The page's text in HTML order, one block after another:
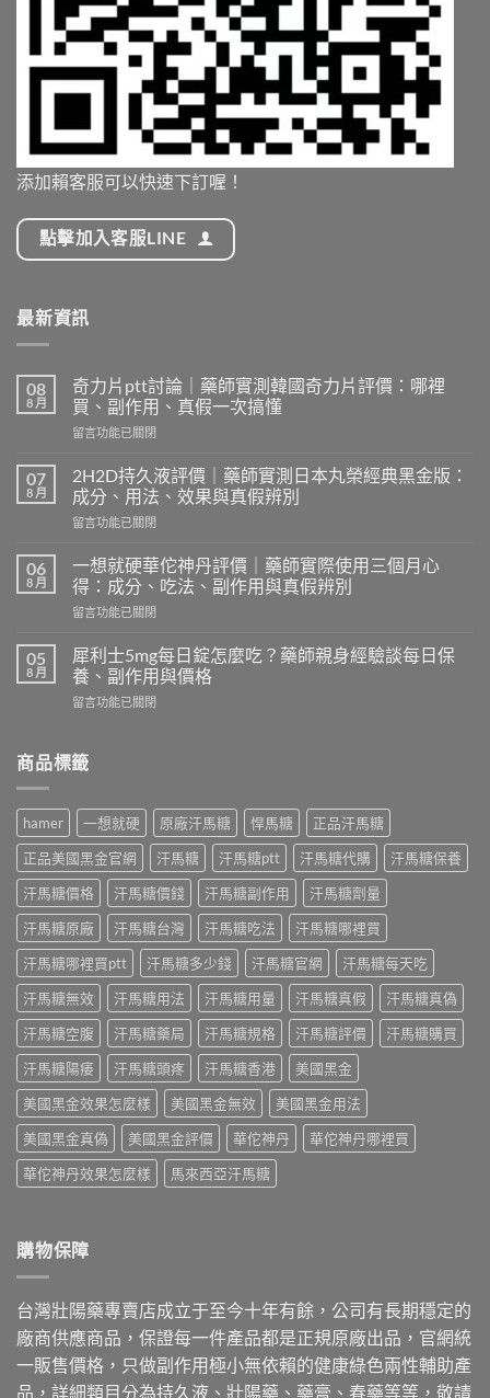
添加賴客服可以快速下訂喔！
點擊加入客服LINE
最新資訊
08
8 月
奇力片ptt討論｜藥師實測韓國奇力片評價：哪裡
買、副作用、真假一次搞懂
在
力
片
ptt
討
｜
藥
師
實
韓
國
力
價：
買、
副
作
用、
真
假
一
次
搞
懂〉
中
留言功能已關閉
07
8 月
2H2D持久液評價｜藥師實測日本丸榮經典黑金版：
成分、用法、效果與真假辨別
在
久
液
評
｜
藥
師
實
本
典
黑
金
版：
成
分、
用
法、
效
果
與
真
假
辨
別〉
中
留言功能已關閉
06
8 月
一想就硬華佗神丹評價｜藥師實際使用三個月心
得：成分、吃法、副作用與真假辨別
在
想
就
硬
華
丹
｜
藥
師
實
際
使
用
三
個
月
心
得：
成
分、
吃
法、
副
作
用
與
真
別〉
中
留言功能已關閉
05
8 月
犀利士5mg每日錠怎麼吃？藥師親身經驗談每日保
養、副作用與價格
在
士
5mg
日
怎
麼
吃？
藥
師
親
身
經
驗
談
每
日
保
養、
副
作
用
與
價
留言功能已關閉
商品標籤
hamer 一想就硬 原廠汗馬糖 悍馬糖
正品汗馬糖
正品美國黑金官網
汗馬糖 汗馬糖ptt 汗馬糖代購
汗馬糖保養
汗馬糖價格
汗馬糖價錢 汗馬糖副作用
汗馬糖劑量
汗馬糖原廠
汗馬糖台灣 汗馬糖吃法
汗馬糖哪裡買
汗馬糖哪裡買ptt
汗馬糖多少錢 汗馬糖官網
汗馬糖每天吃
汗馬糖無效
汗馬糖用法 汗馬糖用量 汗馬糖真假
汗馬糖真偽
汗馬糖空腹
汗馬糖藥局 汗馬糖規格 汗馬糖評價
汗馬糖購買
汗馬糖陽痿
汗馬糖頭疼 汗馬糖香港
美國黑金
美國黑金效果怎麼樣
美國黑金無效
美國黑金用法
美國黑金真偽
美國黑金評價 華佗神丹
華佗神丹哪裡買
華佗神丹效果怎麼樣
馬來西亞汗馬糖
購物保障
台灣壯陽藥專賣店成立于至今十年有餘，公司有長期穩定的
廠商供應商品，保證每一件產品都是正規原廠出品，官網統
一販售價格，只做副作用極小無依賴的健康綠色兩性輔助產
品，詳細類目分為持久液、壯陽藥、藥膏、春藥等等，敬請